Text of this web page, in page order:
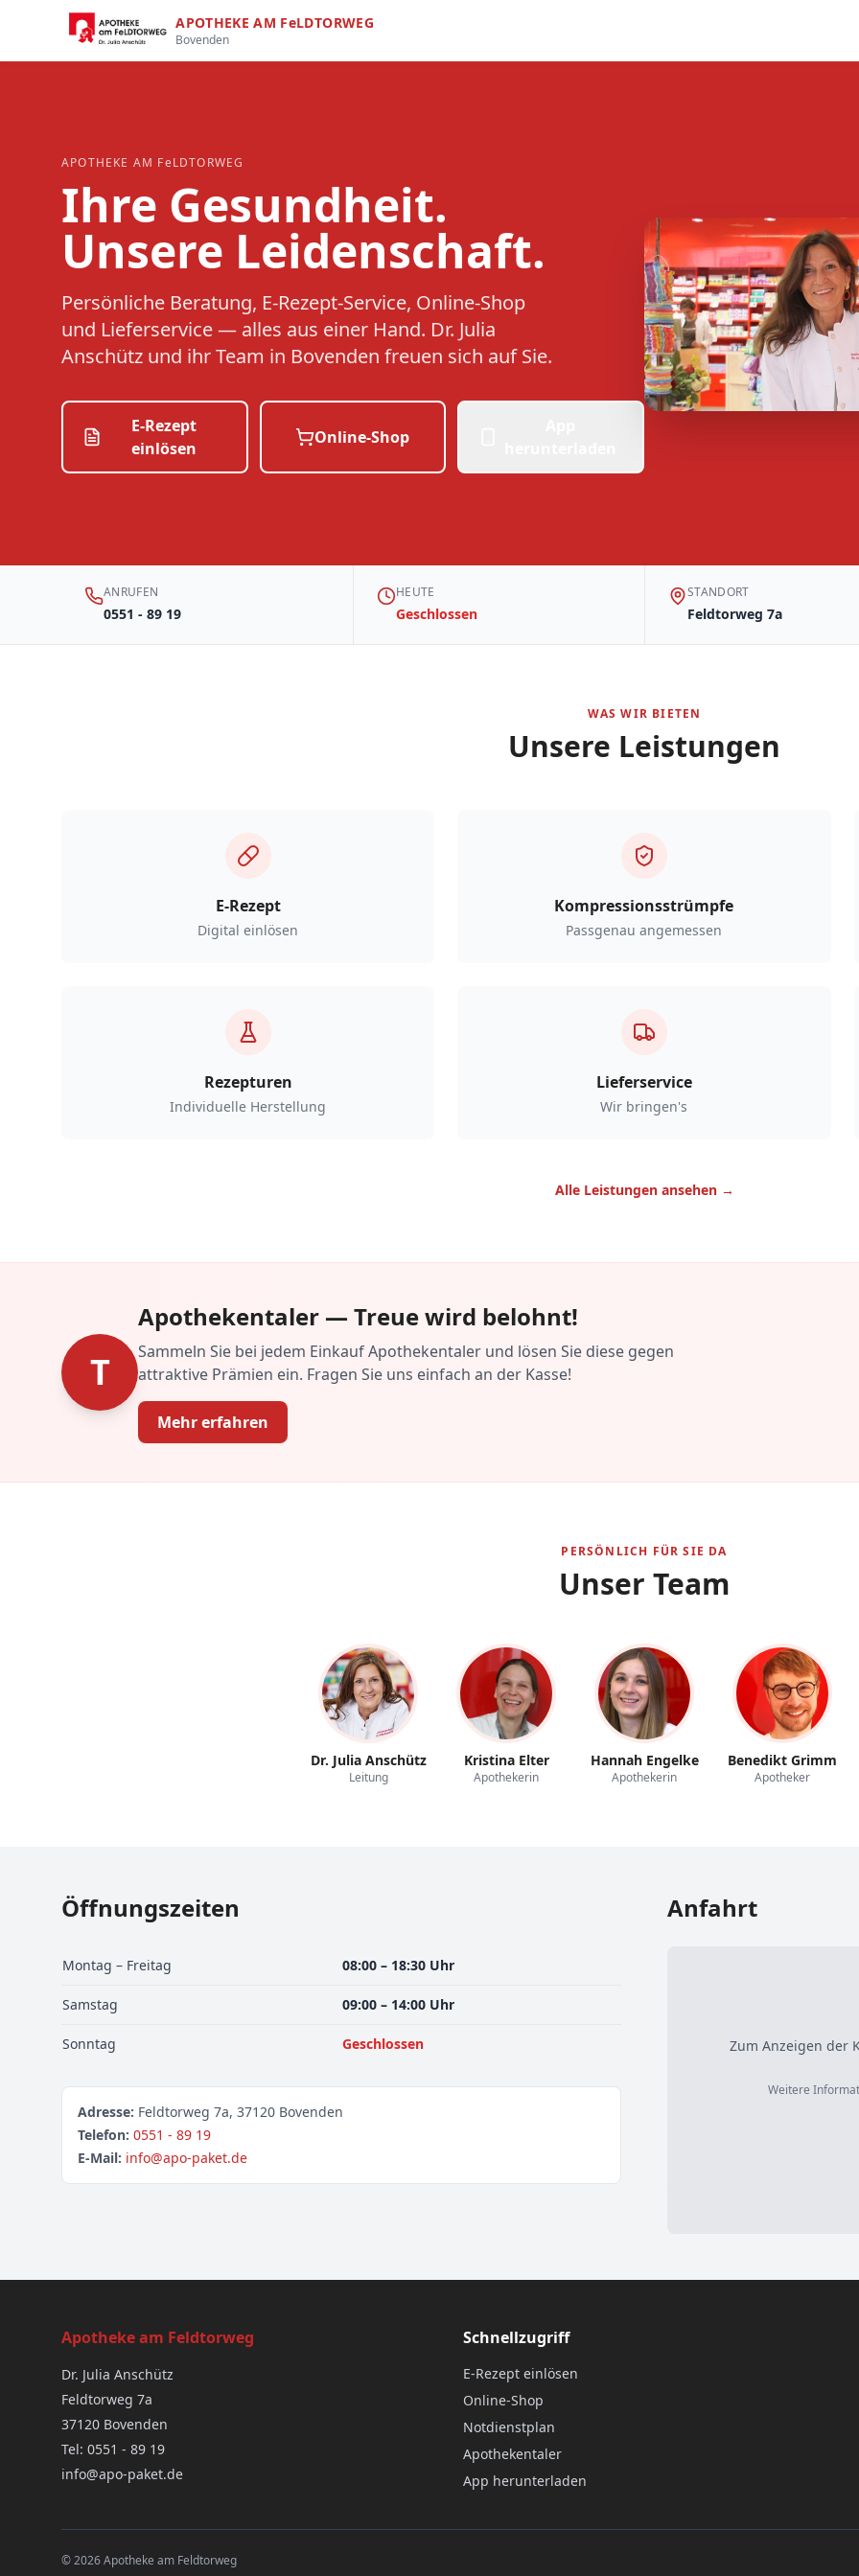
APOTHEKE AM FeLDTORWEG
Bovenden
APOTHEKE AM FeLDTORWEG
Ihre Gesundheit.
Unsere Leidenschaft.
Persönliche Beratung, E-Rezept-Service, Online-Shop
und Lieferservice — alles aus einer Hand. Dr. Julia
Anschütz und ihr Team in Bovenden freuen sich auf Sie.
E-Rezept
einlösen
Online-Shop
ANRUFEN
0551 - 89 19
HEUTE
Geschlossen
STANDORT
Feldtorweg 7a
WAS WIR BIETEN
Unsere Leistungen
E-Rezept
Digital einlösen
Kompressionsstrümpfe
Passgenau angemessen
Rezepturen
Individuelle Herstellung
Lieferservice
Wir bringen's
Alle Leistungen ansehen →
T
Apothekentaler — Treue wird belohnt!
Sammeln Sie bei jedem Einkauf Apothekentaler und lösen Sie diese gegen
attraktive Prämien ein. Fragen Sie uns einfach an der Kasse!
Mehr erfahren
PERSÖNLICH FÜR SIE DA
Unser Team
Dr. Julia Anschütz
Leitung
Kristina Elter
Apothekerin
Hannah Engelke
Apothekerin
Benedikt Grimm
Apotheker
Öffnungszeiten
Montag – Freitag 08:00 – 18:30 Uhr
Samstag 09:00 – 14:00 Uhr
Sonntag Geschlossen
Adresse: Feldtorweg 7a, 37120 Bovenden
Telefon: 0551 - 89 19
E-Mail: info@apo-paket.de
Anfahrt
Zum Anzeigen der
Weitere
Apotheke am Feldtorweg
Dr. Julia Anschütz
Feldtorweg 7a
37120 Bovenden
Tel: 0551 - 89 19
info@apo-paket.de
Schnellzugriff
E-Rezept einlösen
Online-Shop
Notdienstplan
Apothekentaler
App herunterladen
© 2026 Apotheke am Feldtorweg